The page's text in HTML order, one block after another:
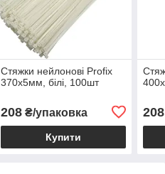
Стяжки нейлонові Profix
370х5мм, білі, 100шт
208₴/упаковка
Купити
208